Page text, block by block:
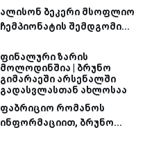
ალისონ ბეკერი მსოფლიო
ჩემპიონატის შემდგომი...
ფინალური ზარის
მოლოდინშია | ბრუნო
გიმარაეში არსენალში
გადასვლასთან ახლოსაა
ფაბრიციო რომანოს
ინფორმაციით, ბრუნო...